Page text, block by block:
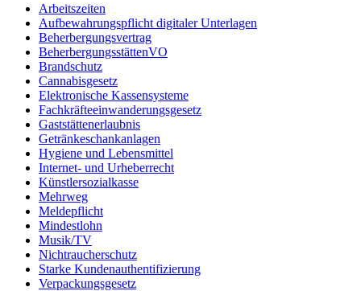
Arbeitszeiten
Aufbewahrungspflicht digitaler Unterlagen
Beherbergungsvertrag
BeherbergungsstättenVO
Brandschutz
Cannabisgesetz
Elektronische Kassensysteme
Fachkräfteeinwanderungsgesetz
Gaststättenerlaubnis
Getränkeschankanlagen
Hygiene und Lebensmittel
Internet- und Urheberrecht
Künstlersozialkasse
Mehrweg
Meldepflicht
Mindestlohn
Musik/TV
Nichtraucherschutz
Starke Kundenauthentifizierung
Verpackungsgesetz